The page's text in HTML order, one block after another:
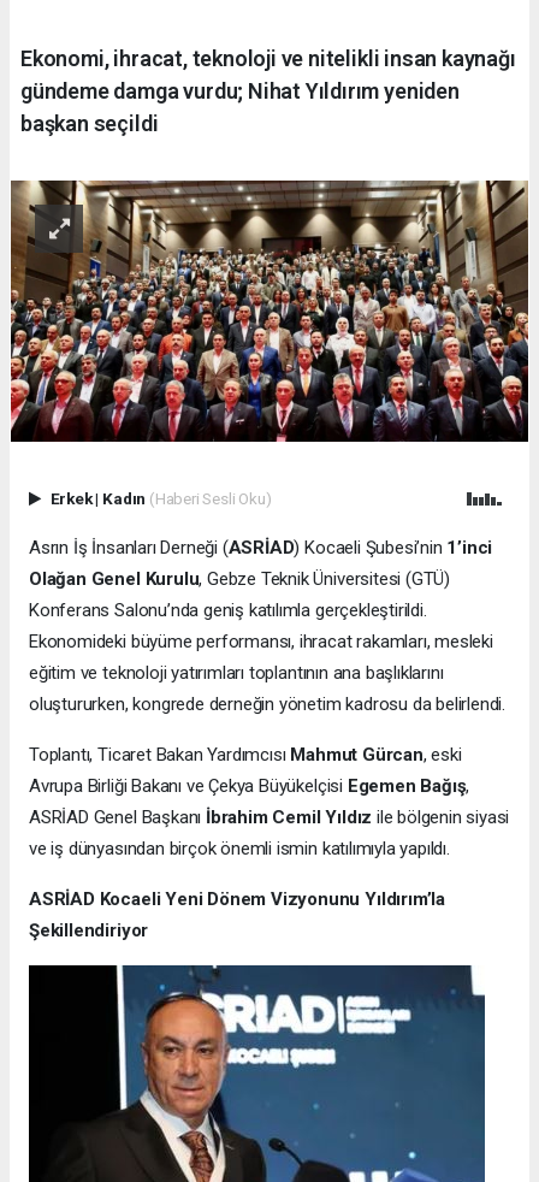
Ekonomi, ihracat, teknoloji ve nitelikli insan kaynağı
gündeme damga vurdu; Nihat Yıldırım yeniden
başkan seçildi
Erkek| Kadın (Haberi Sesli Oku)
Asrın İş İnsanları Derneği (ASRİAD) Kocaeli Şubesi’nin 1’inci
Olağan Genel Kurulu, Gebze Teknik Üniversitesi (GTÜ)
Konferans Salonu’nda geniş katılımla gerçekleştirildi.
Ekonomideki büyüme performansı, ihracat rakamları, mesleki
eğitim ve teknoloji yatırımları toplantının ana başlıklarını
oluştururken, kongrede derneğin yönetim kadrosu da belirlendi.
Toplantı, Ticaret Bakan Yardımcısı Mahmut Gürcan, eski
Avrupa Birliği Bakanı ve Çekya Büyükelçisi Egemen Bağış,
ASRİAD Genel Başkanı İbrahim Cemil Yıldız ile bölgenin siyasi
ve iş dünyasından birçok önemli ismin katılımıyla yapıldı.
ASRİAD Kocaeli Yeni Dönem Vizyonunu Yıldırım’la
Şekillendiriyor